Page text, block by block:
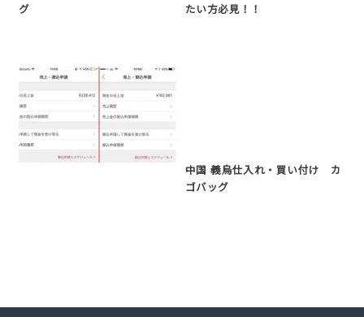
グ
たい方必見！！
中国 義烏仕入れ・買い付け カ
ゴバッグ